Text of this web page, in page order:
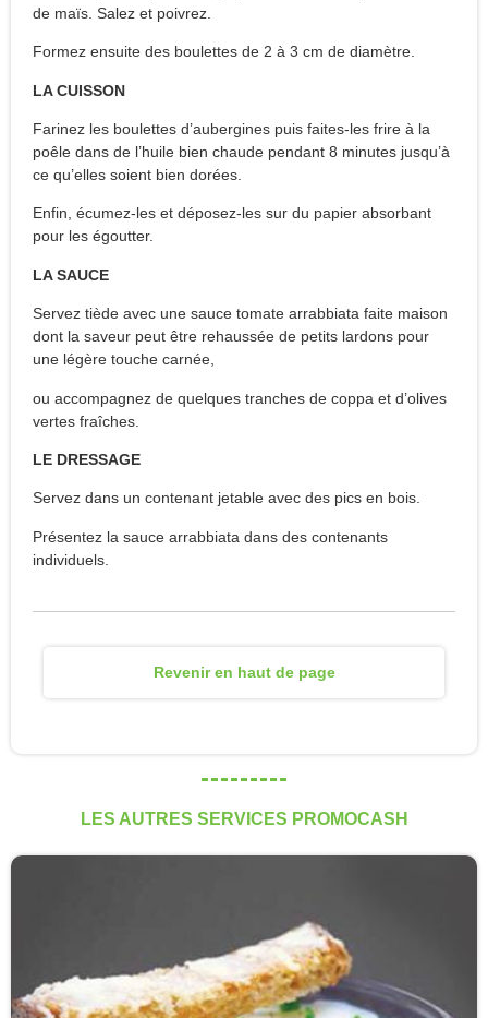
de maïs. Salez et poivrez.
Formez ensuite des boulettes de 2 à 3 cm de diamètre.
LA CUISSON
Farinez les boulettes d’aubergines puis faites-les frire à la
poêle dans de l’huile bien chaude pendant 8 minutes jusqu’à
ce qu’elles soient bien dorées.
Enfin, écumez-les et déposez-les sur du papier absorbant
pour les égoutter.
LA SAUCE
Servez tiède avec une sauce tomate arrabbiata faite maison
dont la saveur peut être rehaussée de petits lardons pour
une légère touche carnée,
ou accompagnez de quelques tranches de coppa et d’olives
vertes fraîches.
LE DRESSAGE
Servez dans un contenant jetable avec des pics en bois.
Présentez la sauce arrabbiata dans des contenants
individuels.
Revenir en haut de page
LES AUTRES SERVICES PROMOCASH